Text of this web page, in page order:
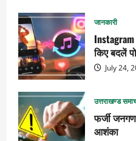
जानकारी
Instagram
किए बदलें
July 24,
उत्तराखण्ड
फर्जी
आशंका